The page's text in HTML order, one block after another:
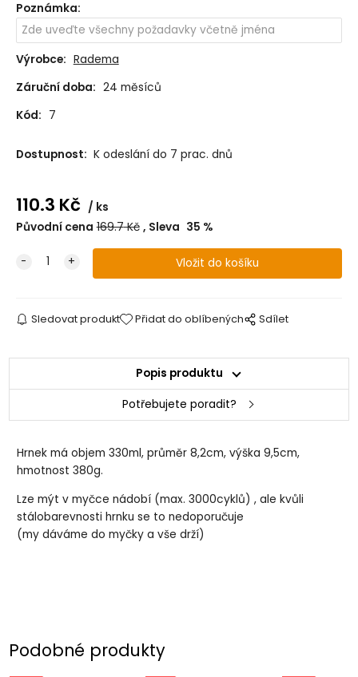
Poznámka:
Výrobce: Radema
Záruční doba: 24 měsíců
Kód: 7
Dostupnost: K odeslání do 7 prac. dnů
110.3 Kč
ks
Původní cena 169.7Kč Sleva 35 %
Sledovat produkt Přidat do oblíbených Sdílet
Popis produktu
Potřebujete poradit?
Hrnek má objem 330ml, průměr 8,2cm, výška 9,5cm,
hmotnost 380g.
Lze mýt v myčce nádobí (max. 3000cyklů) , ale kvůli
stálobarevnosti hrnku se to nedoporučuje
(my dáváme do myčky a vše drží)
Podobné produkty